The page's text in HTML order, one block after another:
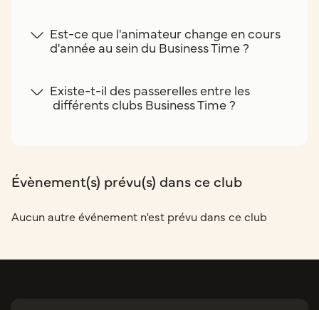
Est-ce que l'animateur change en cours
d'année au sein du Business Time ?
Existe-t-il des passerelles entre les
différents clubs Business Time ?
Évènement(s) prévu(s) dans ce club
Aucun autre événement n'est prévu dans ce club